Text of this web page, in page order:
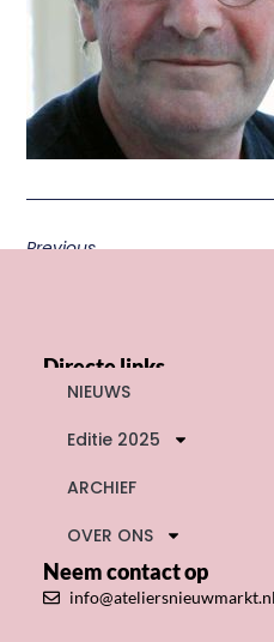
Previous
Directe links
NIEUWS
Editie 2025
ARCHIEF
OVER ONS
Neem contact op
info@ateliersnieuwmarkt.nl